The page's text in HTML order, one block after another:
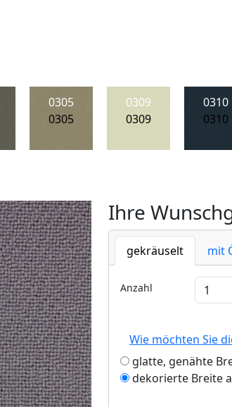
0305
0305
0309
0309
0310
0310
Ihre
gekräuselt mit
Anzahl
Wie möchten Sie
glatte, genähte
dekorierte Breite